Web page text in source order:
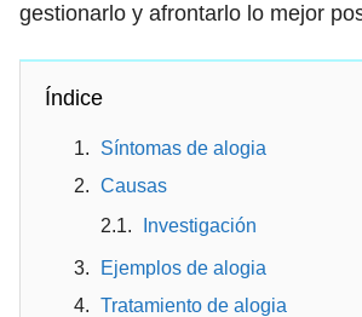
gestionarlo y afrontarlo lo mejor
Índice
Síntomas de alogia
Causas
Investigación
Ejemplos de alogia
Tratamiento de alogia